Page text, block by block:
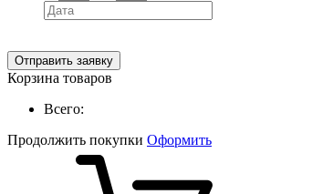
Отправить заявку
Корзина товаров
Всего:
Продолжить покупки Оформить